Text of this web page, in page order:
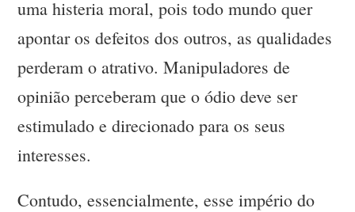
uma histeria moral, pois todo mundo quer
apontar os defeitos dos outros, as qualidades
perderam o atrativo. Manipuladores de
opinião perceberam que o ódio deve ser
estimulado e direcionado para os seus
interesses.
Contudo, essencialmente, esse império do